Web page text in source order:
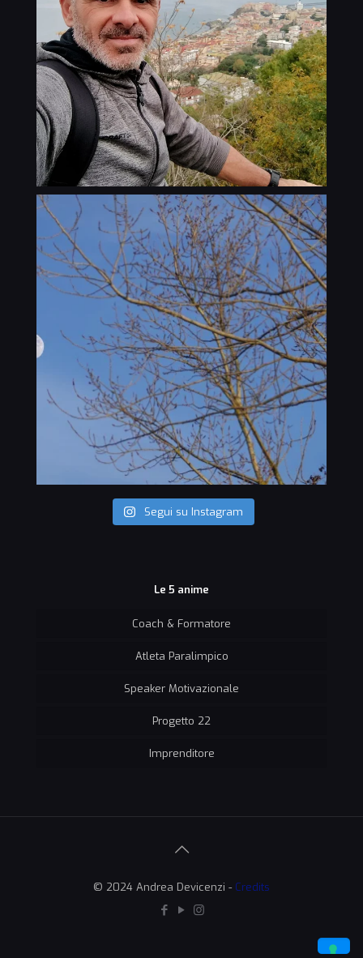
Segui su Instagram
Le 5 anime
Coach & Formatore
Atleta Paralimpico
Speaker Motivazionale
Progetto 22
Imprenditore
© 2024 Andrea Devicenzi - Credits